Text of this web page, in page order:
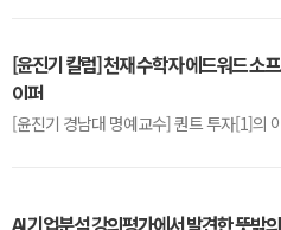
[윤진기 칼럼] 천재 수학자 에드워드 소
이퍼